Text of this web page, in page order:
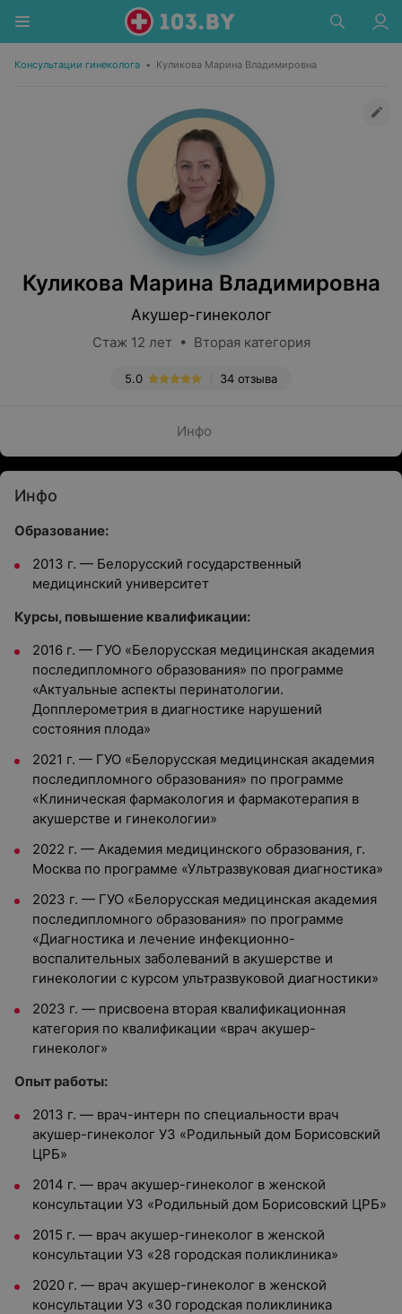
Консультации гинеколога • Куликова Марина Владимировна
Куликова Марина Владимировна
Акушер-гинеколог
Стаж 12 лет • Вторая категория
34 отзыва
5.0
Инфо
Инфо
Образование:
2013 г. — Белорусский государственный
медицинский университет
Курсы, повышение квалификации:
2016 г. — ГУО «Белорусская медицинская академия
последипломного образования» по программе
«Актуальные аспекты перинатологии.
Допплерометрия в диагностике нарушений
состояния плода»
2021 г. — ГУО «Белорусская медицинская академия
последипломного образования» по программе
«Клиническая фармакология и фармакотерапия в
акушерстве и гинекологии»
2022 г. — Академия медицинского образования, г.
Москва по программе «Ультразвуковая диагностика»
2023 г. — ГУО «Белорусская медицинская академия
последипломного образования» по программе
«Диагностика и лечение инфекционно-
воспалительных заболеваний в акушерстве и
гинекологии с курсом ультразвуковой диагностики»
2023 г. — присвоена вторая квалификационная
категория по квалификации «врач акушер-
гинеколог»
Опыт работы:
2013 г. — врач-интерн по специальности врач
акушер-гинеколог УЗ «Родильный дом Борисовский
ЦРБ»
2014 г. — врач акушер-гинеколог в женской
консультации УЗ «Родильный дом Борисовский ЦРБ»
2015 г. — врач акушер-гинеколог в женской
консультации УЗ «28 городская поликлиника»
2020 г. — врач акушер-гинеколог в женской
консультации УЗ «30 городская поликлиника